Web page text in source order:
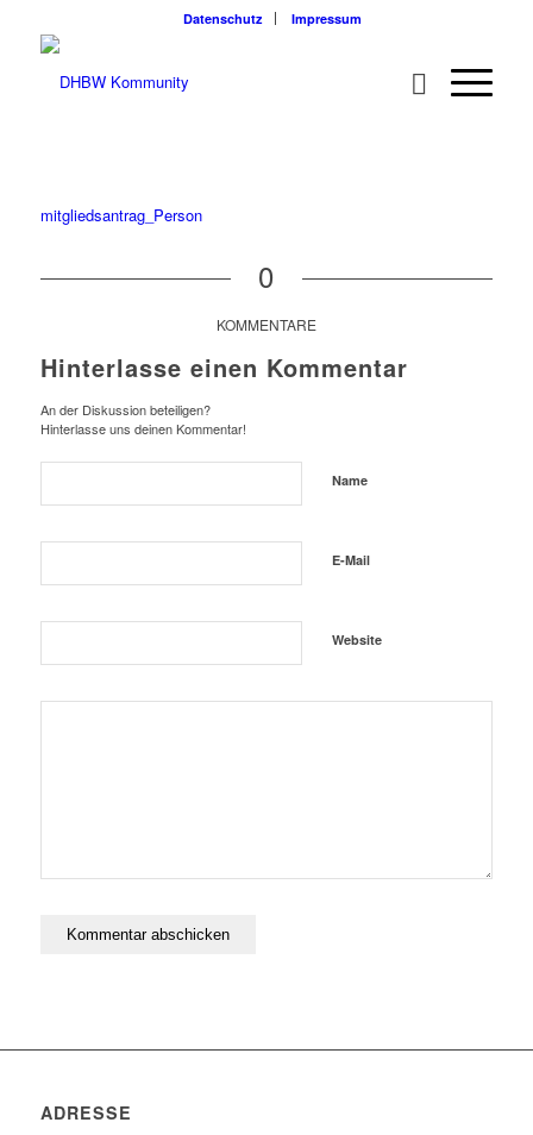
Datenschutz Impressum
mitgliedsantrag_Person
0
KOMMENTARE
Hinterlasse einen Kommentar
An der Diskussion beteiligen?
Hinterlasse uns deinen Kommentar!
Name
E-Mail
Website
ADRESSE